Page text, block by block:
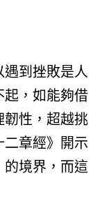
到挫敗是人
起，如能夠借
韌性，超越挑
章經》開示
的境界，而這